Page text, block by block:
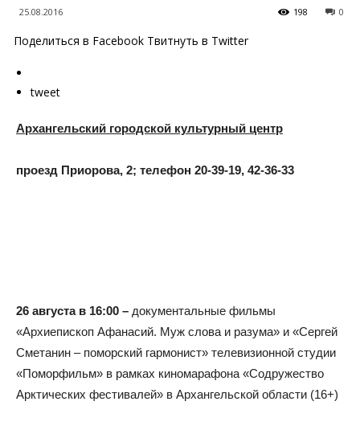
25.08.2016 0
198
Поделиться в Facebook Твитнуть в Twitter
tweet
Архангельский городской культурный центр
проезд Приорова, 2; телефон 20-39-19, 42-36-33
26 августа в 16:00 – документальные фильмы
«Архиепископ Афанасий. Муж слова и разума» и «Сергей
Сметанин – поморский гармонист» телевизионной студии
«Поморфильм» в рамках киномарафона «Содружество
Арктических фестивалей» в Архангельской области (16+)